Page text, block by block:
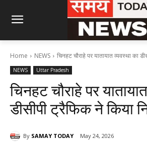
Home NEWS चिनहट चौराहे पर यातायात व्यवस्था का
NEWS Uttar Pradesh
चिनहट चौराहे पर
डीसीपी ट्रैफिक ने किया
By SAMAY TODAY May 24, 2026